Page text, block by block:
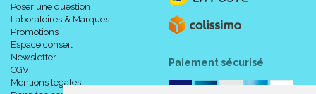
Poser une question
Laboratoires & Marques
Promotions
Espace conseil
Newsletter
CGV
Mentions légales
Paiement sécurisé